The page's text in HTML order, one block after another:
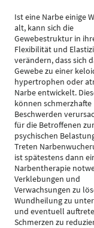
Ist eine Narbe einige
alt, kann sich die
Gewebestruktur in
Flexibilität und
verändern, dass sich
Gewebe zu einer
hypertrophen oder
Narbe entwickelt.
können schmerzhafte
Beschwerden
für die Betroffenen zur
psychischen
Treten
ist spätestens dann
Narbentherapie
Verklebungen und
Verwachsungen zu
Wundheilung zu
und eventuell
Schmerzen zu